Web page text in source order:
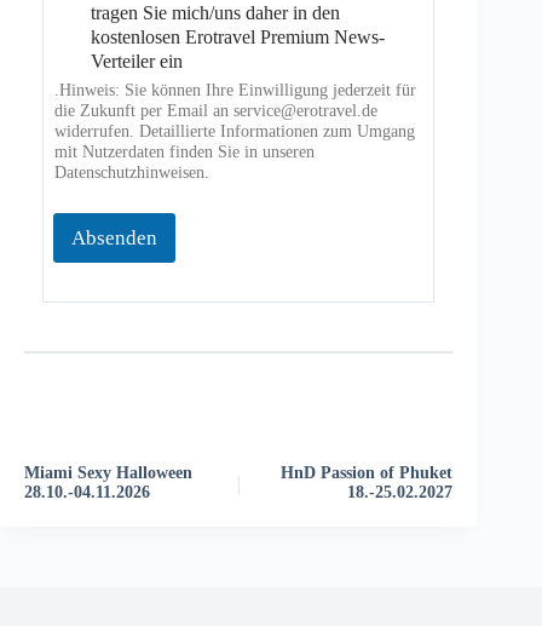
tragen Sie mich/uns daher in den
kostenlosen Erotravel Premium News-
Verteiler ein
.Hinweis: Sie können Ihre Einwilligung jederzeit für
die Zukunft per Email an service@erotravel.de
widerrufen. Detaillierte Informationen zum Umgang
mit Nutzerdaten finden Sie in unseren
Datenschutzhinweisen.
Absenden
n
s
Miami Sexy Halloween
28.10.-04.11.2026
HnD Passion of Phuket
18.-25.02.2027